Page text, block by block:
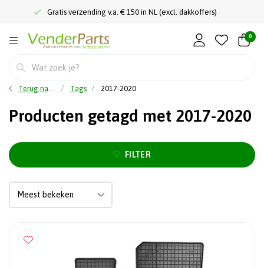
Gratis verzending v.a. € 150 in NL (excl. dakkoffers)
0
Terug naar home Tags 2017-2020
Producten getagd met 2017-2020
FILTER